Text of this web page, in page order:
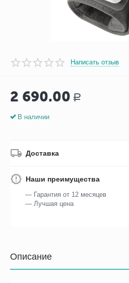
Написать отзыв
2 690.00 Р
В наличии
Доставка
Наши преимущества
— Гарантия от 12 месяцев
— Лучшая цена
Описание